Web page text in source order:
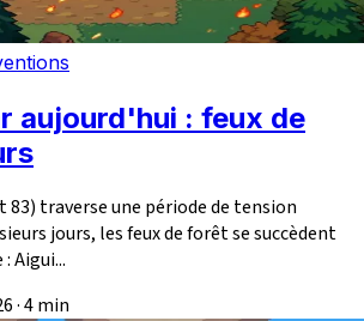
aujourd'hui : feux de
83) traverse une période de tension
jours, les feux de forêt se succèdent
Aigui...
·4 min